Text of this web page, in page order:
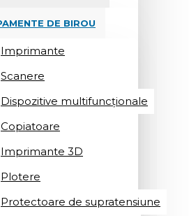
DE BIROU
Imprimante
Scanere
Dispozitive multifuncționale
Copiatoare
Imprimante 3D
Plotere
Protectoare de supratensiune